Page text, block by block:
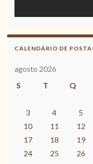
CALENDÁRIO DE
agosto 2026
S
T Q
3
4 5
10
11 12
17
18 19
24
25 26